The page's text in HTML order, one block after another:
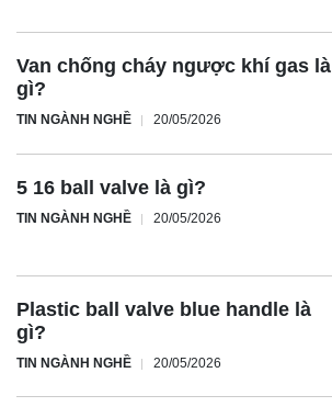
Van chống cháy ngược khí gas là
gì?
TIN NGÀNH NGHỀ 20/05/2026
5 16 ball valve là gì?
TIN NGÀNH NGHỀ 20/05/2026
Plastic ball valve blue handle là
gì?
TIN NGÀNH NGHỀ 20/05/2026